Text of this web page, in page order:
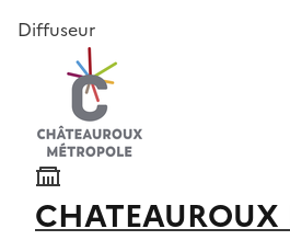
Diffuseur
CHATEAUROUX